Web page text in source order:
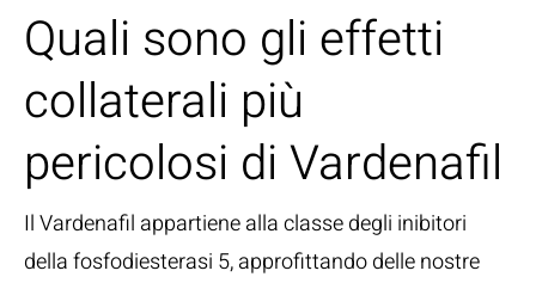
Quali sono gli effetti
collaterali più
pericolosi di Vardenafil
Il Vardenafil appartiene alla classe degli inibitori
della fosfodiesterasi 5, approfittando delle nostre